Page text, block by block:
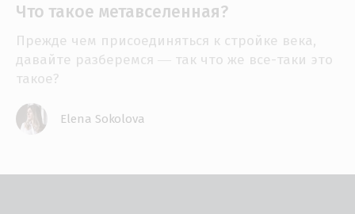
Что такое метавселенная?
Прежде чем присоединяться к стройке века,
давайте разберемся ― так что же все-таки это
такое?
Elena Sokolova